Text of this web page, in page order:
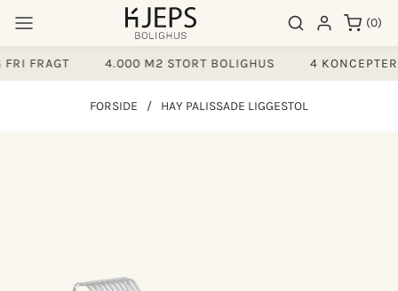
indhold
Søgeresultater
Log ind (0)
0
varer
FRAGT 4.000 M2 STORT BOLIGHUS 4 KONCEPTER
FORSIDE / HAY PALISSADE LIGGESTOL